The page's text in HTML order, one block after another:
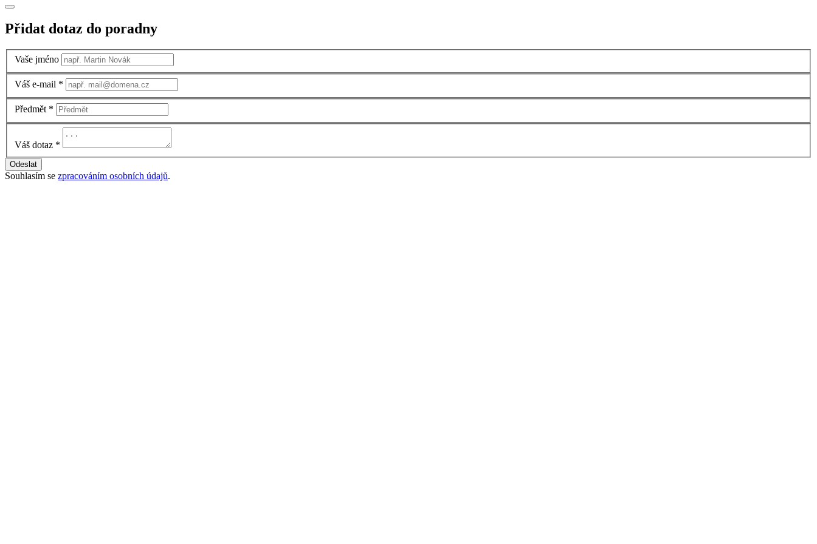
Přidat dotaz do poradny
Vaše jméno
Váš e-mail *
Předmět *
Váš dotaz *
Odeslat
Souhlasím se zpracováním osobních údajů.